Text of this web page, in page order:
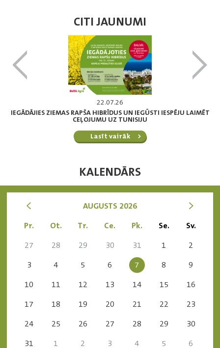
CITI JAUNUMI
22.07.26
IEGĀDĀJIES ZIEMAS RAPŠA HIBRĪDUS UN IEGŪSTI IESPĒJU LAIMĒT
CEĻOJUMU UZ TUNISIJU
Lasīt vairāk
KALENDĀRS
< AUGUSTS 2026 >
Pr. Ot. Tr. Ce. Pk. Se.
Sv.
27
28 29 30 31 1
2
3
4 5 6 7 8
9
10
11 12 13 14 15
16
17
18 19 20 21 22
23
24
25 26 27 28 29
30
31
1 2 3 4 5 6